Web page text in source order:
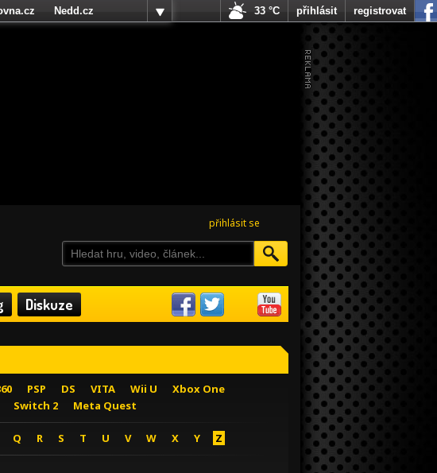
přihlásit se
Diskuze
PSP DS VITA Wii U
Xbox One
Switch 2 Meta Quest
Q R S T U V W X Y Z
Nedd.cz
33 °C přihlásit registrovat